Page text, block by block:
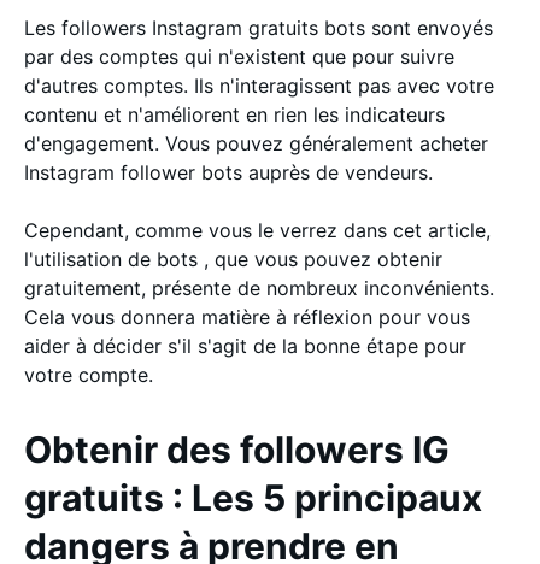
Les followers Instagram gratuits bots sont envoyés
par des comptes qui n'existent que pour suivre
d'autres comptes. Ils n'interagissent pas avec votre
contenu et n'améliorent en rien les indicateurs
d'engagement. Vous pouvez généralement acheter
Instagram follower bots auprès de vendeurs.
Cependant, comme vous le verrez dans cet article,
l'utilisation de bots , que vous pouvez obtenir
gratuitement, présente de nombreux inconvénients.
Cela vous donnera matière à réflexion pour vous
aider à décider s'il s'agit de la bonne étape pour
votre compte.
Obtenir des followers IG
gratuits : Les 5 principaux
dangers à prendre en